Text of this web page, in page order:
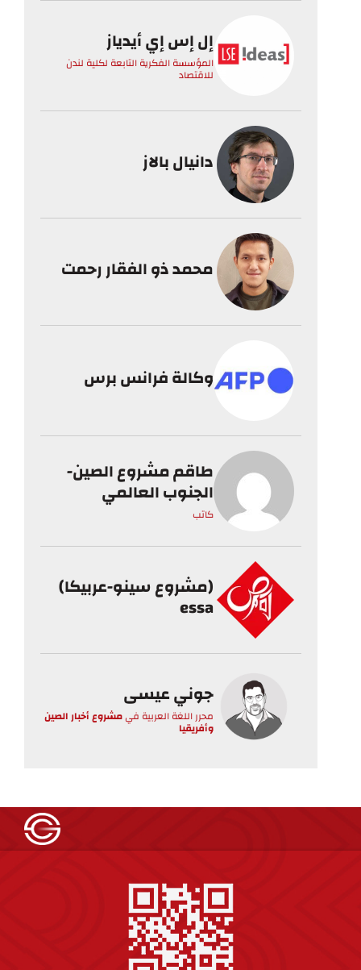
إل إس إي أيدياز
المؤسسة الفكرية التابعة لكلية لندن
للاقتصاد
دانيال بالاز
محمد ذو الفقار رحمت
وكالة فرانس برس
طاقم مشروع الصين-
الجنوب العالمي
كاتب
(مشروع سينو-عربيكا)
essa
جوني عيسى
محرر اللغة العربية فيمشروع أخبار الصين
وأفريقيا